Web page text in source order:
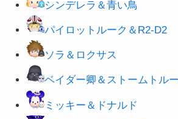
シンデレラ＆青い鳥
パイロットルーク＆R2-D2
ソラ＆ロクサス
ベイダー卿＆ ストームトル
ミッキー＆ドナルド